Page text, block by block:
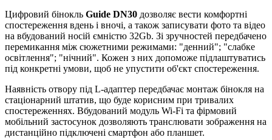
Цифровий бінокль Guide DN30 дозволяє вести комфортні
спостереження вдень і вночі, а також записувати фото та відео
на вбудований носій ємністю 32Gb. Зі зручностей передбачено
перемикання між сюжетними режимами: "денний"; "слабке
освітлення"; "нічний". Кожен з них допоможе підлаштуватись
під конкретні умови, щоб не упустити об'єкт спостереження.
Наявність отвору під L-адаптер передбачає монтаж бінокля на
стаціонарний штатив, що буде корисним при тривалих
спостереженнях. Вбудований модуль Wi-Fi та фірмовий
мобільний застосунок дозволяють транслювати зображення на
дистанційно підключені смартфон або планшет.